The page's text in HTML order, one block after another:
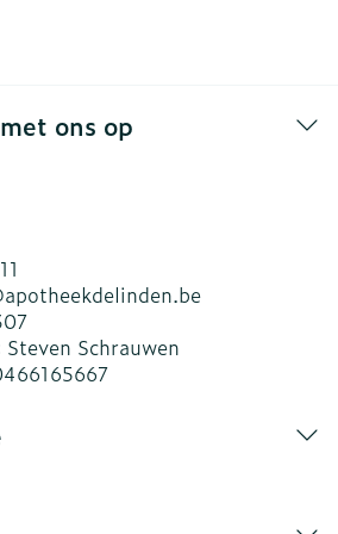
ons op
apotheekdelinden.be
Steven Schrauwen